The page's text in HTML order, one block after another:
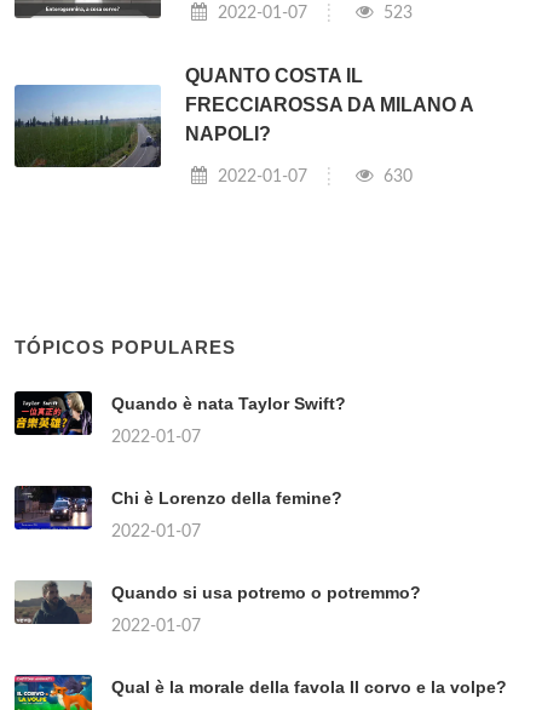
2022-01-07 523
QUANTO COSTA IL
FRECCIAROSSA DA MILANO A
NAPOLI?
2022-01-07 630
TÓPICOS POPULARES
Quando è nata Taylor Swift?
2022-01-07
Chi è Lorenzo della femine?
2022-01-07
Quando si usa potremo o potremmo?
2022-01-07
Qual è la morale della favola Il corvo e la volpe?